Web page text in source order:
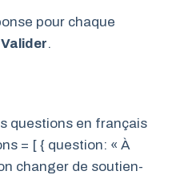
pour chaque
Valider.
questions en français
= [ { question: « À
changer de soutien-